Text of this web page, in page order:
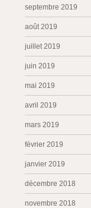
septembre 2019
août 2019
juillet 2019
juin 2019
mai 2019
avril 2019
mars 2019
février 2019
janvier 2019
décembre 2018
novembre 2018